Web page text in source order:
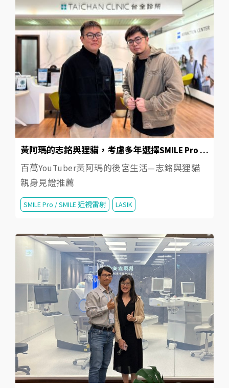
黃阿瑪的志銘與狸貓，考慮多年選擇SMILE Pro 2.0近視雷射的關鍵是？
百萬YouTuber黃阿瑪的後宮生活—志銘與狸貓
親身見證推薦
SMILE Pro / SMILE 近視雷射 LASIK